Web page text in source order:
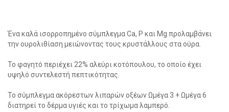
Ένα καλά ισορροπημένο σύμπλεγμα Ca, P και Mg προλαμβάνει
την ουρολιθίαση μειώνοντας τους κρυστάλλους στα ούρα.
Το φαγητό περιέχει 22% αλεύρι κοτόπουλου, το οποίο έχει
υψηλό συντελεστή πεπτικότητας.
Το σύμπλεγμα ακόρεστων λιπαρών οξέων Ωμέγα 3 + Ωμέγα 6
διατηρεί το δέρμα υγιές και το τρίχωμα λαμπερό.